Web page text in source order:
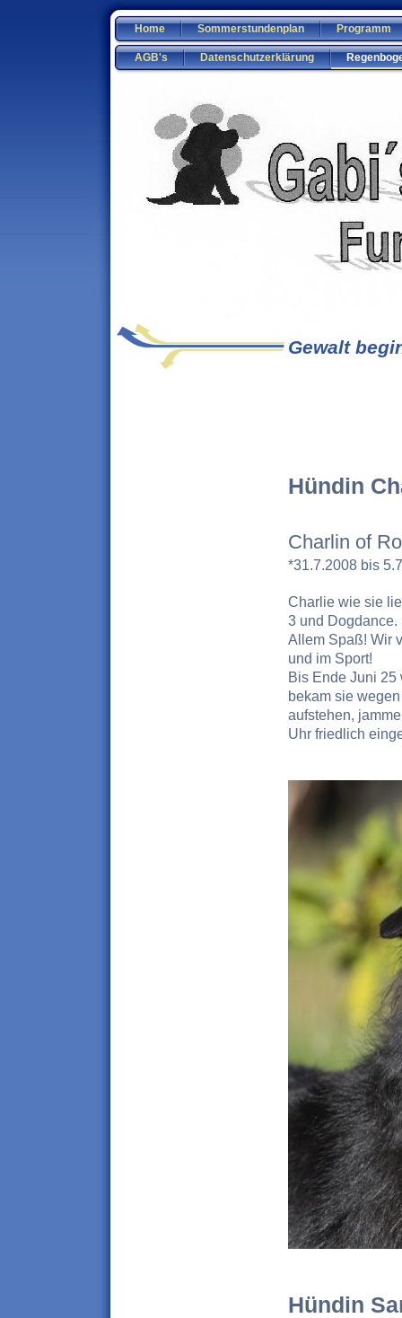
Home Sommerstundenplan Programm
AGB's Datenschutzerklärung
Gewalt
Hündin
Charlin of
*31.7.2008 bis
Charlie wie sie
3 und Dogdance.
Allem Spaß! Wir
und im Sport!
Bis Ende Juni 25
bekam sie
aufstehen,
Uhr friedlich
Hündin